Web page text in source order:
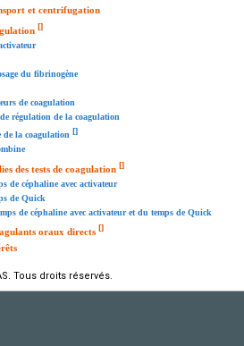
et centrifugation
[]
du fibrinogène
de coagulation
régulation de la coagulation
de la coagulation []
des tests de coagulation []
de céphaline avec activateur
de Quick
de céphaline avec activateur et du temps de Quick
oraux directs []
Tous droits réservés.